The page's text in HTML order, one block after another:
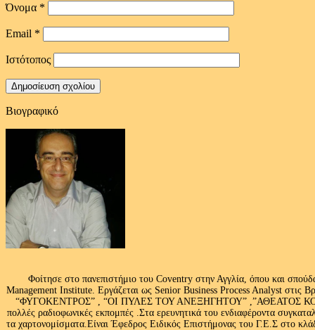
Όνομα *
Email *
Ιστότοπος
Βιογραφικό
Φοίτησε στο πανεπιστήμιο του Coventry στην Αγγλία, όπου και
Management Institute. Εργάζεται ως Senior Business Process Analyst
“ΦΥΓΟΚΕΝΤΡΟΣ” , “ΟΙ ΠΥΛΕΣ ΤΟΥ ΑΝΕΞΗΓΗΤΟΥ” ,”ΑΘΕΑΤΟΣ
πολλές ραδιοφωνικές εκπομπές .Στα ερευνητικά του ενδιαφέροντα
τα χαρτονομίσματα.Είναι Έφεδρος Ειδικός Επιστήμονας του Γ.Ε.Σ στο